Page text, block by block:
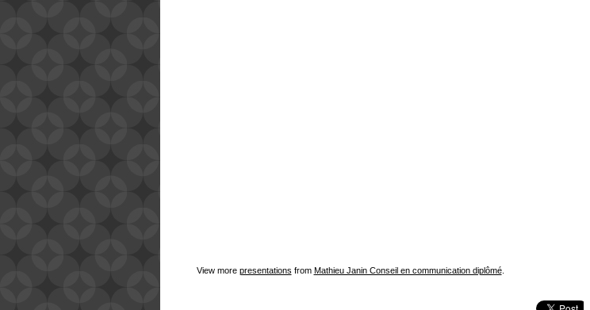
View more presentations from Mathieu Janin Conseil en communication diplômé.